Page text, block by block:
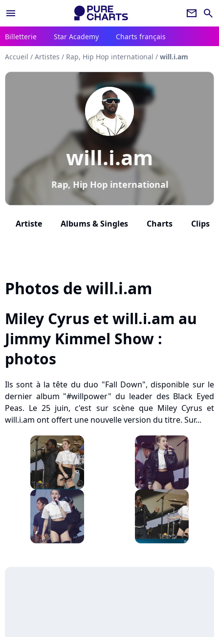
menu newsletter search
Billetterie Star Academy Charts français
Accueil / Artistes / Rap, Hip Hop international / will.i.am
will.i.am
Rap, Hip Hop international
Artiste Albums & Singles Charts Clips
Photos de will.i.am
Miley Cyrus et will.i.am au
Jimmy Kimmel Show :
photos
Ils sont à la tête du duo "Fall Down", disponible sur le
dernier album "#willpower" du leader des Black Eyed
Peas. Le 25 juin, c'est sur scène que Miley Cyrus et
will.i.am ont offert une nouvelle version du titre. Sur...